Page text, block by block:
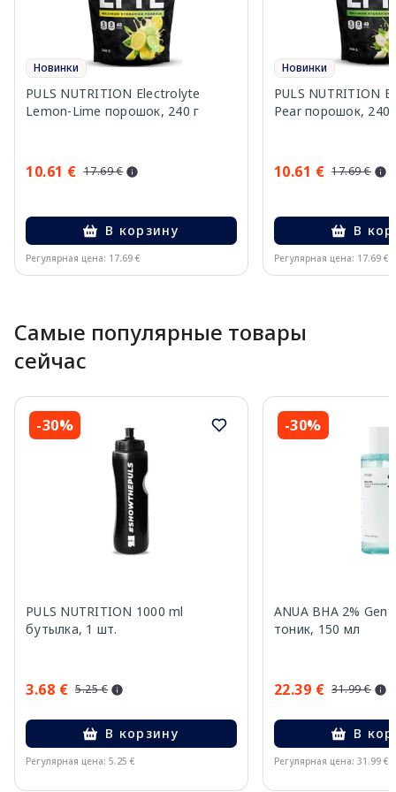
Новинки
PULS NUTRITION Electrolyte
Lemon-Lime порошок, 240 г
10.61 € 17.69 €
В корзину
Регулярная цена: 17.69 €
Новинки
PULS NUTRITION
Pear порошок, 240
10.61 € 17.69 €
В
Регулярная цена: 17.69 €
Самые популярные товары
сейчас
-30%
PULS NUTRITION 1000 ml
бутылка, 1 шт.
3.68 € 5.25 €
В корзину
Регулярная цена: 5.25 €
-30%
ANUA BHA 2%
тоник, 150 мл
22.39 € 31.99 €
В
Регулярная цена: 31.99 €